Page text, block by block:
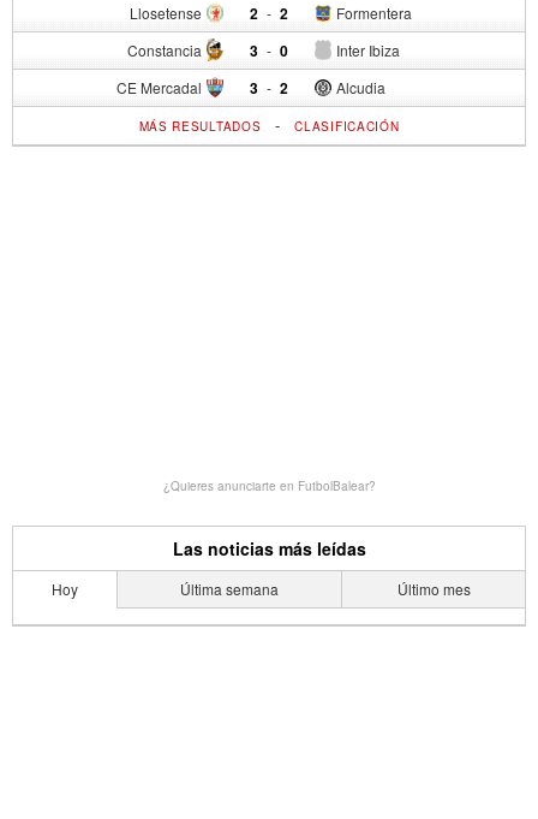
Llosetense 2 - Formentera
2
Constancia 3 - Inter Ibiza
0
CE Mercadal 3 - Alcudia
2
MÁS RESULTADOS -CLASIFICACIÓN
¿Quieres anunciarte en FutbolBalear?
Las noticias más leídas
Hoy Última semana Último mes